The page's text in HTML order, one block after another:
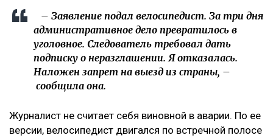
– Заявление подал велосипедист. За три дня
административное дело превратилось в
уголовное. Следователь требовал дать
подписку о неразглашении. Я отказалась.
Наложен запрет на выезд из страны, –
сообщила она.
Журналист не считает себя виновной в аварии. По ее
версии, велосипедист двигался по встречной полосе